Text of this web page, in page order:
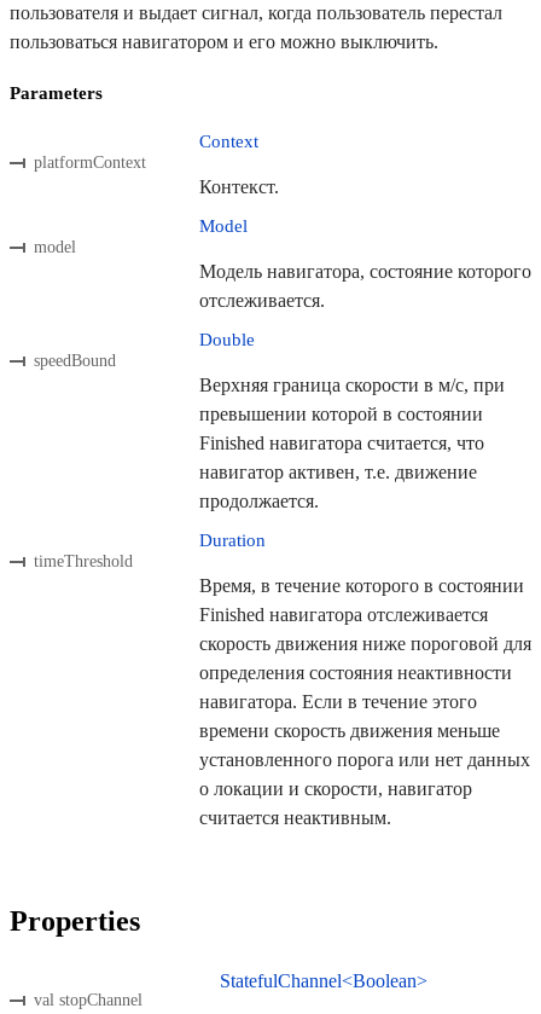
пользователя и выдает сигнал, когда пользователь перестал
пользоваться навигатором и его можно выключить.
Parameters
platformContext
Context
Контекст.
model
Model
Модель навигатора, состояние которого
отслеживается.
speedBound
Double
Верхняя граница скорости в м/с, при
превышении которой в состоянии
Finished навигатора считается, что
навигатор активен, т.е. движение
продолжается.
timeThreshold
Duration
Время, в течение которого в состоянии
Finished навигатора отслеживается
скорость движения ниже пороговой для
определения состояния неактивности
навигатора. Если в течение этого
времени скорость движения меньше
установленного порога или нет данных
о локации и скорости, навигатор
считается неактивным.
Properties
val stopChannel
StatefulChannel<Boolean>